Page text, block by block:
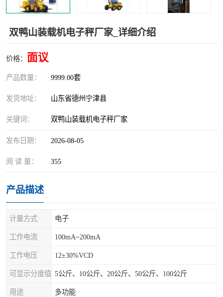
双鸭山装载机电子秤厂家_详细介绍
价格： 面议
产品数量： 9999.00套
发货地址： 山东省德州宁津县
关键词： 双鸭山装载机电子秤厂家
发布日期： 2026-08-05
阅 读 量： 355
产品描述
计量方式 电子
工作电流 100mA~200mA
工作电压 12±30%VCD
可显示分度值 5公斤、10公斤、20公斤、50公斤、100公斤
用途 多功能